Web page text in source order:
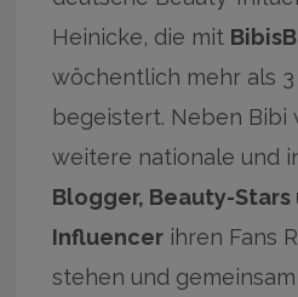
Heinicke, die mit
wöchentlich mehr als
begeistert. Neben Bibi
weitere nationale und
Blogger, Beauty-
Influencer ihren Fans
stehen und